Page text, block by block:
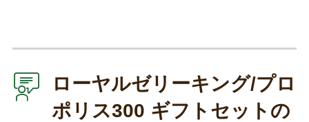
ローヤルゼリーキング/プロ
ポリス300 ギフトセットの